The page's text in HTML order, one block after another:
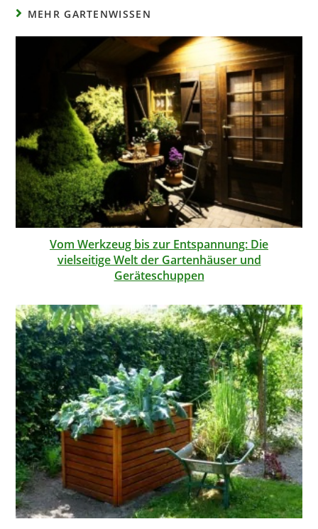
MEHR GARTENWISSEN
Vom Werkzeug bis zur Entspannung: Die
vielseitige Welt der Gartenhäuser und
Geräteschuppen